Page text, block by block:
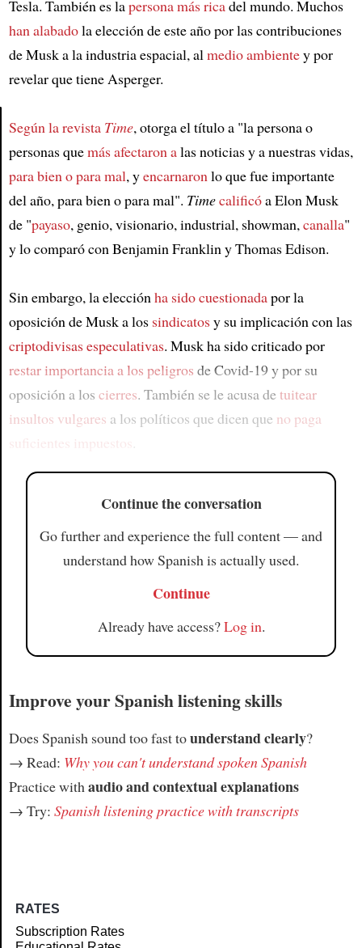
Article
Tesla. También es lapersona más ricadel mundo. Muchos
han alabadola elección de este año por las contribuciones
de Musk a la industria espacial, al medio ambientey por
revelar que tiene Asperger.
Según la revista Time, otorga el título a "la persona o
personas quemás afectaron alas noticias y a nuestras vidas,
para bien o para mal, yencarnaron lo que fue importante
del año, para bien o para mal". Timecalificóa Elon Musk
de "payaso, genio, visionario, industrial, showman, canalla"
y lo comparó con Benjamin Franklin y Thomas Edison.
Sin embargo, la elección ha sido cuestionadapor la
oposición de Musk a los sindicatosy su implicación con las
criptodivisas especulativas. Musk ha sido criticado por
restar importancia a los peligros de Covid-19 y por su
oposición a los cierres. También se le acusa detuitear
insultos vulgares a los políticos que dicen que no paga
suficientes impuestos
Continue the conversation
Go further and experience the full content — and
understand how Spanish is actually used.
Continue
Already have access?Log in.
Improve your Spanish listening skills
Does Spanish sound too fast tounderstand clearly?
→ Read: Why you can't understand spoken Spanish
Practice withaudio and contextual explanations
→ Try: Spanish listening practice with transcripts
RATES
Subscription Rates